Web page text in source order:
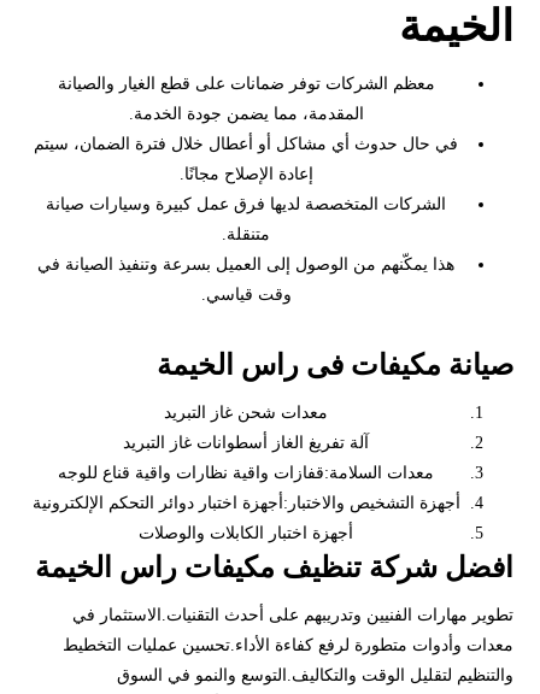
الخيمة
معظم الشركات توفر ضمانات على قطع الغيار والصيانة
المقدمة، مما يضمن جودة الخدمة.
في حال حدوث أي مشاكل أو أعطال خلال فترة الضمان، سيتم
إعادة الإصلاح مجانًا.
الشركات المتخصصة لديها فرق عمل كبيرة وسيارات صيانة
متنقلة.
هذا يمكّنهم من الوصول إلى العميل بسرعة وتنفيذ الصيانة في
وقت قياسي.
صيانة مكيفات فى راس الخيمة
معدات شحن غاز التبريد
آلة تفريغ الغاز أسطوانات غاز التبريد
معدات السلامة:قفازات واقية نظارات واقية قناع للوجه
أجهزة التشخيص والاختبار:أجهزة اختبار دوائر التحكم الإلكترونية
أجهزة اختبار الكابلات والوصلات
افضل شركة تنظيف مكيفات راس الخيمة
تطوير مهارات الفنيين وتدريبهم على أحدث التقنيات.الاستثمار في
معدات وأدوات متطورة لرفع كفاءة الأداء.تحسين عمليات التخطيط
والتنظيم لتقليل الوقت والتكاليف.التوسع والنمو في السوق